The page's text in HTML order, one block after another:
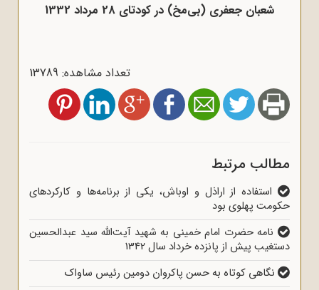
شعبان جعفری (بی‌مخ) در کودتای 28 مرداد 1332
تعداد مشاهده: 13789
مطالب مرتبط
استفاده از اراذل و اوباش، یکی از برنامه‌ها و کارکردهای
حکومت پهلوی بود
نامه حضرت امام خمینی به شهید آیت‌الله سید عبدالحسین
دستغیب پیش از پانزده خرداد سال 1342
نگاهی کوتاه به حسن پاکروان دومین رئیس ساواک